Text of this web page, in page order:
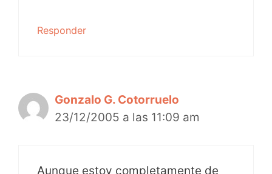
Responder
Gonzalo G. Cotorruelo
23/12/2005 a las 11:09 am
Aunque estoy completamente de